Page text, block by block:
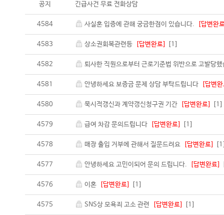
공지 긴급사건 무료 전화상담
4584 사실혼 입증에 관해 궁금한점이 있습니다. [답변완
4583 상소권회복관련등 [답변완료] [1]
4582 퇴사한 직원으로부터 근로기준법 위반으로 고발당
4581 안녕하세요 보증금 문제 상담 부탁드립니다 [답변
4580 묵시적갱신과 계약갱신청구권 기간 [답변완료]
4579 급여 차감 문의드립니다 [답변완료] [1]
4578 매장 출입 거부에 관해서 질문드려요 [답변완료]
4577 안녕하세요 고민이되어 문의 드립니다. [답변완료]
4576 이혼 [답변완료] [1]
4575 SNS상 모욕죄 고소 관련 [답변완료] [1]